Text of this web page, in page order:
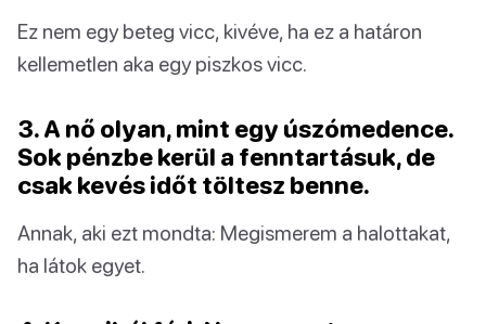
Ez nem egy beteg vicc, kivéve, ha ez a határon
kellemetlen aka egy piszkos vicc.
3. A nő olyan, mint egy úszómedence.
Sok pénzbe kerül a fenntartásuk, de
csak kevés időt töltesz benne.
Annak, aki ezt mondta: Megismerem a halottakat,
ha látok egyet.